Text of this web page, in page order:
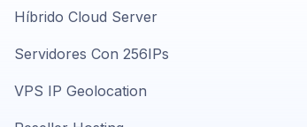
Híbrido Cloud Server
Servidores Con 256IPs
VPS IP Geolocation